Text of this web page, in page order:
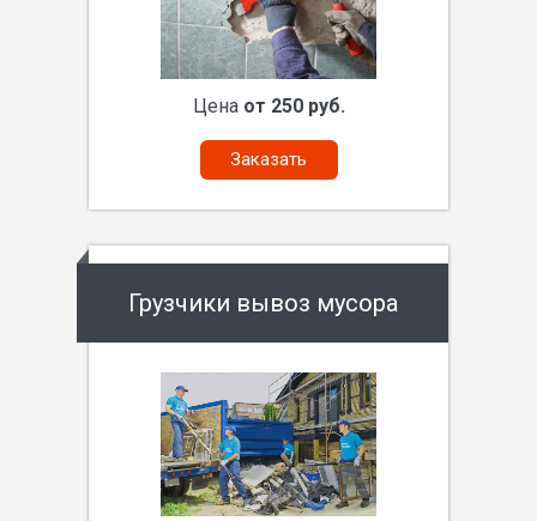
Цена от 250 руб.
Заказать
Грузчики вывоз мусора